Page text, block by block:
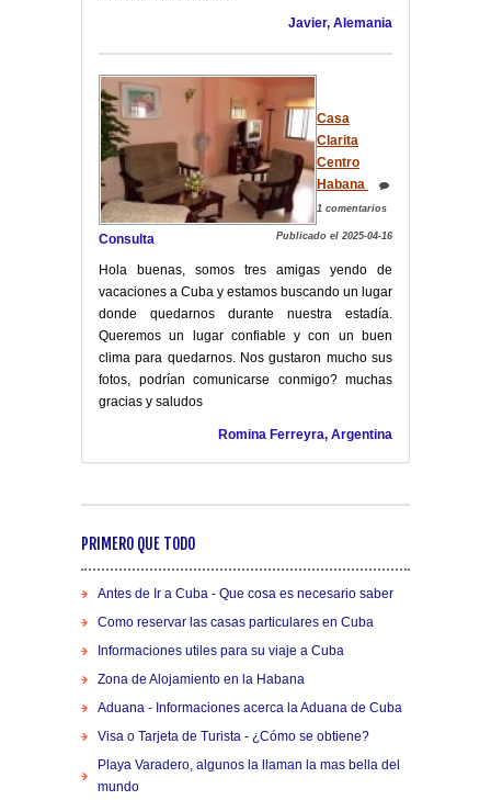
Javier, Alemania
Casa
Clarita
Centro
Habana
1 comentarios
Publicado el 2025-04-16
Consulta
Hola buenas, somos tres amigas yendo de
vacaciones a Cuba y estamos buscando un lugar
donde quedarnos durante nuestra estadía.
Queremos un lugar confiable y con un buen
clima para quedarnos. Nos gustaron mucho sus
fotos, podrían comunicarse conmigo? muchas
gracias y saludos
Romina Ferreyra, Argentina
PRIMERO QUE TODO
Antes de Ir a Cuba - Que cosa es necesario saber
Como reservar las casas particulares en Cuba
Informaciones utiles para su viaje a Cuba
Zona de Alojamiento en la Habana
Aduana - Informaciones acerca la Aduana de Cuba
Visa o Tarjeta de Turista - ¿Cómo se obtiene?
Playa Varadero, algunos la llaman la mas bella del
mundo